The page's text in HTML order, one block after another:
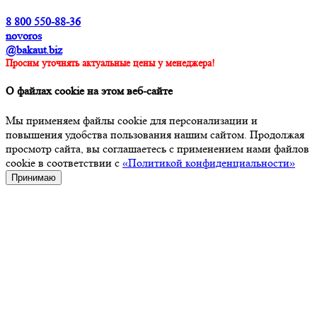
8 800 550-88-36
novoros
@bakaut.biz
Просим уточнять актуальные цены у менеджера!
О файлах cookie на этом веб-сайте
Мы применяем файлы cookie для персонализации и
повышения удобства пользования нашим сайтом. Продолжая
просмотр сайта, вы соглашаетесь с применением нами файлов
cookie в соответствии с «Политикой конфиденциальности»
Принимаю